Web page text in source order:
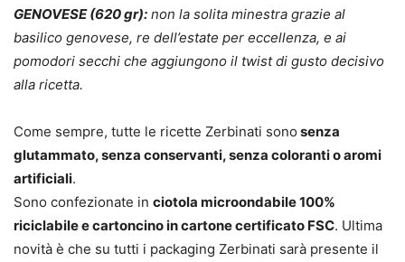
GENOVESE (620 gr): non la solita minestra grazie al
basilico genovese, re dell’estate per eccellenza, e ai
pomodori secchi che aggiungono il twist di gusto decisivo
alla ricetta.
Come sempre, tutte le ricette Zerbinati sono senza
glutammato, senza conservanti, senza coloranti o aromi
artificiali.
Sono confezionate in ciotola microondabile 100%
riciclabile e cartoncino in cartone certificato FSC. Ultima
novità è che su tutti i packaging Zerbinati sarà presente il